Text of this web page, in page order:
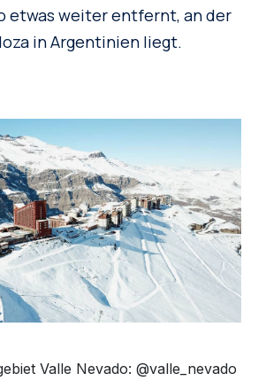
etwas weiter entfernt, an der
in Argentinien liegt.
Valle Nevado: @valle_nevado